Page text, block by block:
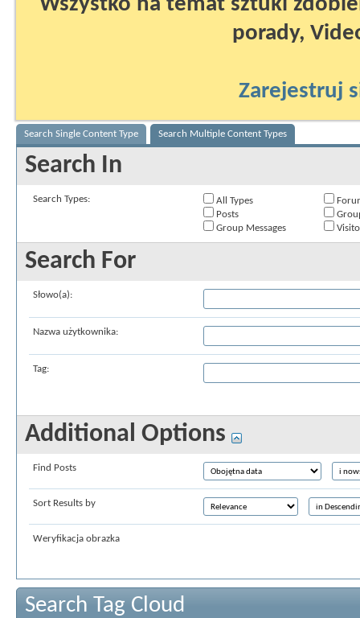
porady,
Zarejestruj
Search Single Content Type Search Multiple Content Types
Search In
Search Types: All Types
Posts
Group Messages
Search For
Słowo(a):
Nazwa użytkownika:
Tag:
Additional Options
Find Posts
Sort Results by
Weryfikacja obrazka
Search Tag Cloud